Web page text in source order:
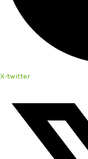
X-twitter